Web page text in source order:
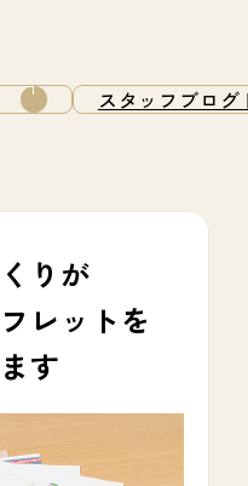
スタッフブログ
りが
レットを
す